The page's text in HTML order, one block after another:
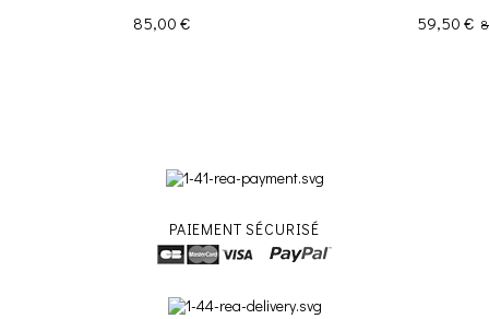
Prix
85,00 € Prix
59,50 €
PAIEMENT SÉCURISÉ